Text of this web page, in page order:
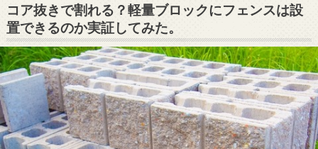
コア抜きで割れる？軽量ブロックにフェンスは設
置できるのか実証してみた。